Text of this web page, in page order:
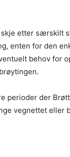
skje etter særskilt
enten for den
behov for
perioder der
vegnettet eller